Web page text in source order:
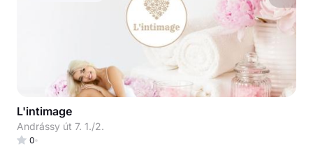
L'intimage
Andrássy út 7. 1./2.
0